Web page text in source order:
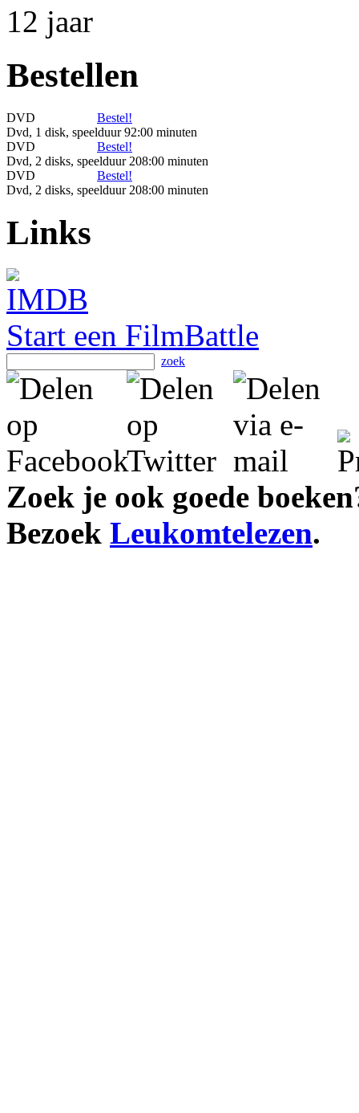
Bestellen
DVD
Bestel!
Dvd, 1 disk, speelduur 92:00 minuten
DVD
Bestel!
Dvd, 2 disks, speelduur 208:00 minuten
DVD
Bestel!
Dvd, 2 disks, speelduur 208:00 minuten
Links
Start een FilmBattle
zoek
Zoek je ook goede
Bezoek Leukomtelezen.